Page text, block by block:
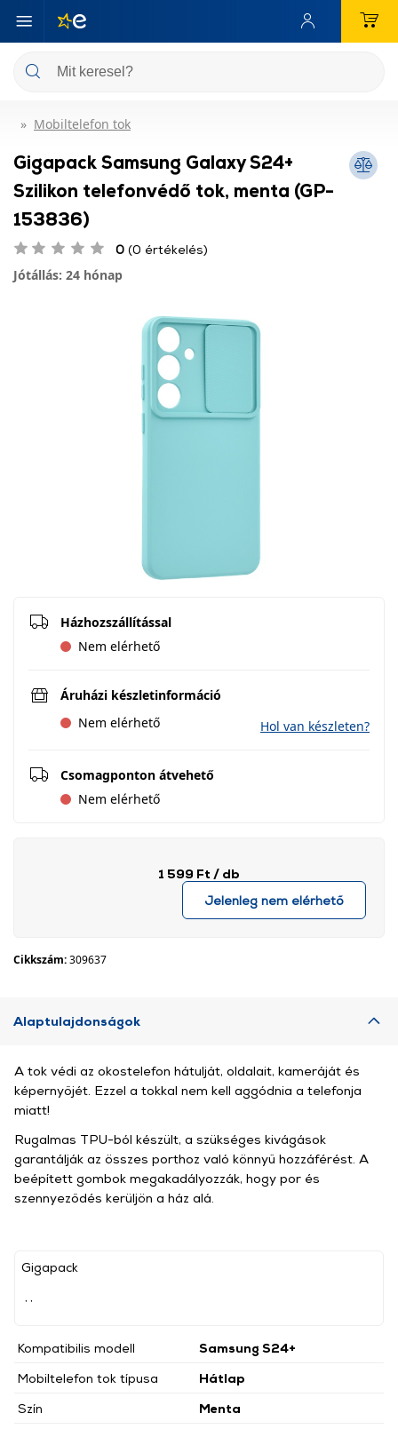
Mobiltelefon tok
Gigapack Samsung Galaxy S24+
Szilikon telefonvédő tok, menta (GP-
153836)
0 (0 értékelés)
Jótállás: 24 hónap
Házhozszállítással
Nem elérhető
Áruházi készletinformáció
Nem elérhető
Hol van készleten?
Csomagponton átvehető
Nem elérhető
1 599 Ft / db
Jelenleg nem elérhető
Cikkszám:309637
Alaptulajdonságok
Gigapack
Kompatibilis modell
Samsung S24+
Mobiltelefon tok típusa
Hátlap
Szín
Menta
A tok védi az okostelefon hátulját, oldalait, kameráját és
képernyőjét. Ezzel a tokkal nem kell aggódnia a telefonja
miatt!
Rugalmas TPU-ból készült, a szükséges kivágások
garantálják az összes porthoz való könnyű hozzáférést. A
beépített gombok megakadályozzák, hogy por és
szennyeződés kerüljön a ház alá.